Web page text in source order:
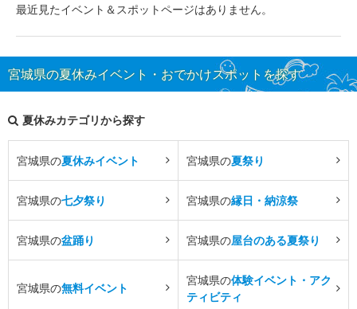
最近見たイベント＆スポットページはありません。
宮城県の夏休みイベント・おでかけスポットを探す
夏休みカテゴリから探す
宮城県の夏休みイベント 宮城県の夏祭り
宮城県の七夕祭り 宮城県の縁日・納涼祭
宮城県の盆踊り 宮城県の屋台のある夏祭り
宮城県の無料イベント
宮城県の体験イベント・アク
ティビティ